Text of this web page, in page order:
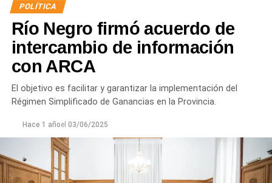
POLÍTICA
Río Negro firmó acuerdo de
intercambio de información
con ARCA
El objetivo es facilitar y garantizar la implementación del
Régimen Simplificado de Ganancias en la Provincia.
Hace 1 añoel 03/06/2025